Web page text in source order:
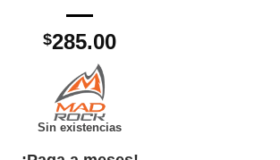
$285.00
Sin existencias